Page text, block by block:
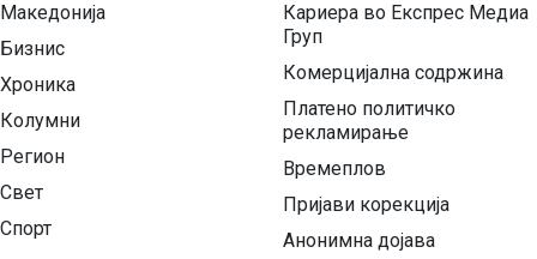
Македонија
Бизнис
Хроника
Колумни
Регион
Свет
Спорт
Кариера во Експрес Медиа
Груп
Комерцијална содржина
Платено политичко
рекламирање
Времеплов
Пријави корекција
Анонимна дојава